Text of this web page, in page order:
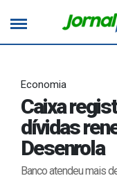
Economia
Caixa
dívidas
Desenrola
Banco atendeu mais